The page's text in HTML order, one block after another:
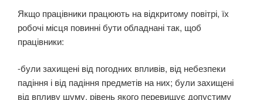
Якщо працівники працюють на відкритому повітрі, їх
робочі місця повинні бути обладнані так, щоб
працівники:
-були захищені від погодних впливів, від небезпеки
падіння і від падіння предметів на них; були захищені
від впливу шуму, рівень якого перевищує допустиму